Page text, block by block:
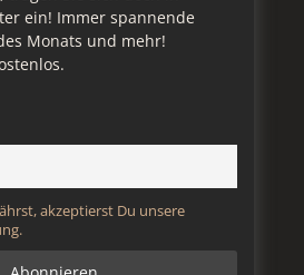
ein! Immer spannende
Monats und mehr!
akzeptierst Du unsere